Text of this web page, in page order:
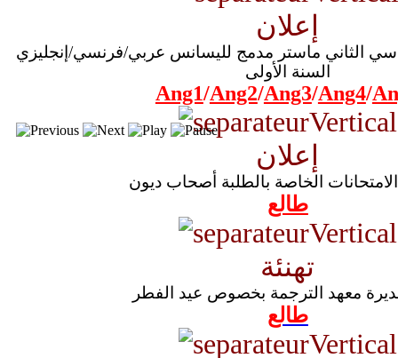
إعلان
الثاني ماستر مدمج لليسانس عربي/فرنسي/إنجليزي
السنة الأولى
Ang1/Ang2/Ang3/Ang4/
إعلان
الخاصة بالطلبة أصحاب ديون
طالع
تهنئة
معهد الترجمة بخصوص عيد الفطر
طالع